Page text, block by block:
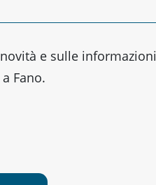
e sulle informazioni
Fano.